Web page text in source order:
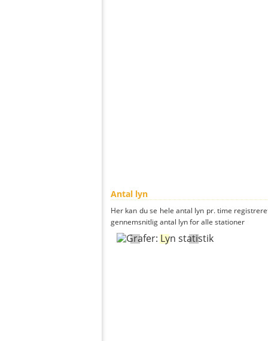
Antal lyn
Her kan du se hele antal lyn pr. time
gennemsnitlig antal lyn for alle stationer